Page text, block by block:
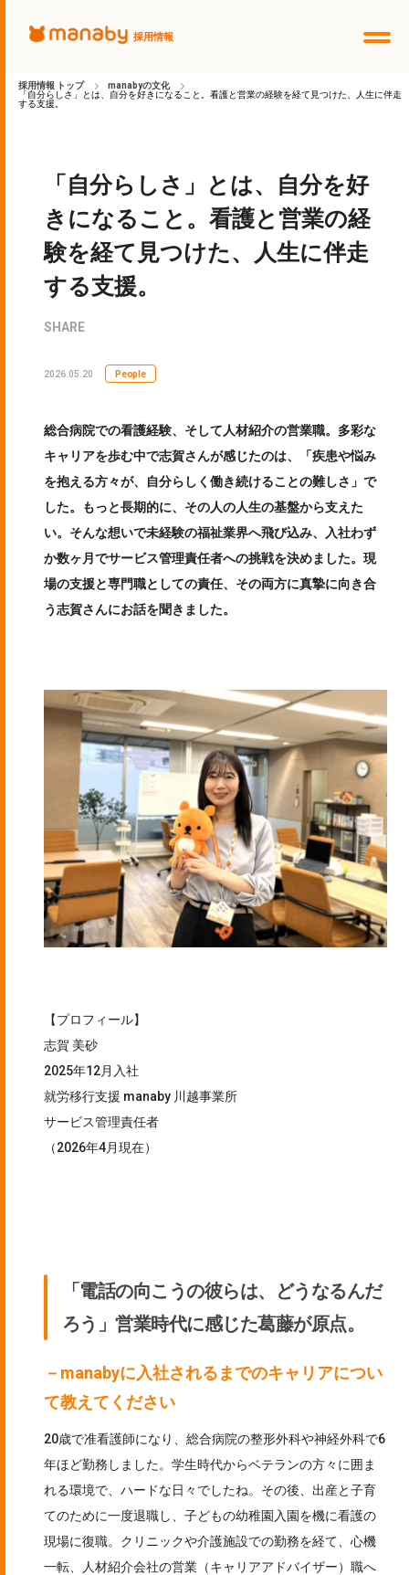
採用情報
募集要項・選考フロー
イベント・説明会
manabyの文化
採用エントリー
採用情報 トップ
manabyの文化
「自分らしさ」とは、自分を好きになること。看護と営業の経験を経て見つけた、人生に伴走
する支援。
「自分らしさ」とは、自分を好
きになること。看護と営業の経
験を経て見つけた、人生に伴走
する支援。
SHARE
2026.05.20 People
総合病院での看護経験、そして人材紹介の営業職。多彩な
キャリアを歩む中で志賀さんが感じたのは、「疾患や悩み
を抱える方々が、自分らしく働き続けることの難しさ」で
した。もっと長期的に、その人の人生の基盤から支えた
い。そんな想いで未経験の福祉業界へ飛び込み、入社わず
か数ヶ月でサービス管理責任者への挑戦を決めました。現
場の支援と専門職としての責任、その両方に真摯に向き合
う志賀さんにお話を聞きました。
【プロフィール】
志賀 美砂
2025年12月入社
就労移行支援 manaby 川越事業所
サービス管理責任者
（2026年4月現在）
「電話の向こうの彼らは、どうなるんだ
ろう」営業時代に感じた葛藤が原点。
－manabyに入社されるまでのキャリアについ
て教えてください
20歳で准看護師になり、総合病院の整形外科や神経外科で6
年ほど勤務しました。学生時代からベテランの方々に囲ま
れる環境で、ハードな日々でしたね。その後、出産と子育
てのために一度退職し、子どもの幼稚園入園を機に看護の
現場に復職。クリニックや介護施設での勤務を経て、心機
一転、人材紹介会社の営業（キャリアアドバイザー）職へ